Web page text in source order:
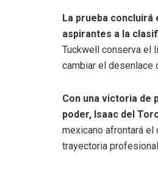
La prueba concluirá
aspirantes a la
Tuckwell conserva el
cambiar el desenlace
Con una victoria de
poder, Isaac del
mexicano afrontará
trayectoria